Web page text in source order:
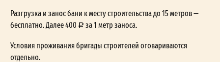
Разгрузка и занос бани к месту строительства до 15 метров —
бесплатно. Далее 400
за 1 метр заноса.
Условия проживания бригады строителей оговариваются
отдельно.